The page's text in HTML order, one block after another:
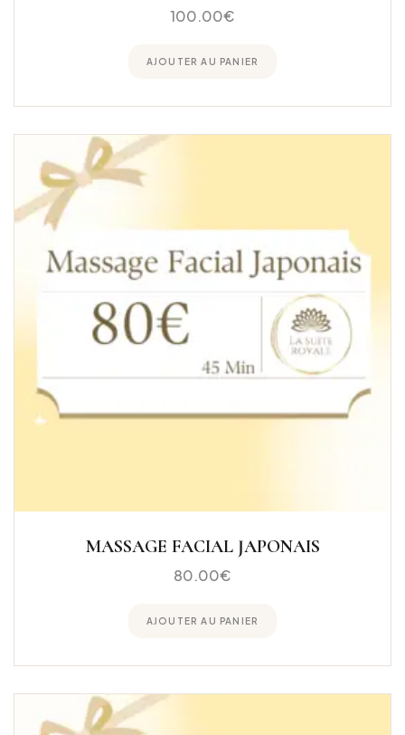
100.00€
AJOUTER AU PANIER
MASSAGE FACIAL JAPONAIS
80.00€
AJOUTER AU PANIER